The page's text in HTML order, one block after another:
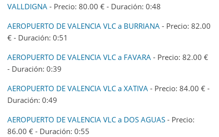
VALLDIGNA - Precio: 80.00 € - Duración: 0:48
AEROPUERTO DE VALENCIA VLC a BURRIANA - Precio: 82.00
€ - Duración: 0:51
AEROPUERTO DE VALENCIA VLC a FAVARA - Precio: 82.00 €
- Duración: 0:39
AEROPUERTO DE VALENCIA VLC a XATIVA - Precio: 84.00 € -
Duración: 0:49
AEROPUERTO DE VALENCIA VLC a DOS AGUAS - Precio:
86.00 € - Duración: 0:55